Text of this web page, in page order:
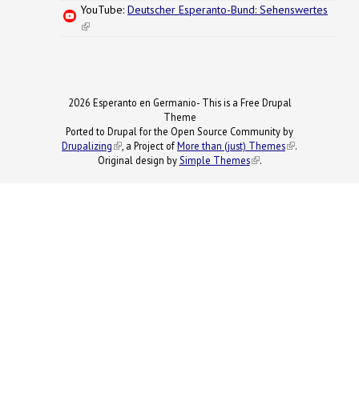
YouTube: Deutscher Esperanto-Bund: Sehenswertes
(link is external)
2026 Esperanto en Germanio- This is a Free Drupal
Theme
Ported to Drupal for the Open Source Community by
Drupalizing(link is external)
, a Project ofMore than (just) Themes (link is
.
Original design by Simple Themes
(link is
.